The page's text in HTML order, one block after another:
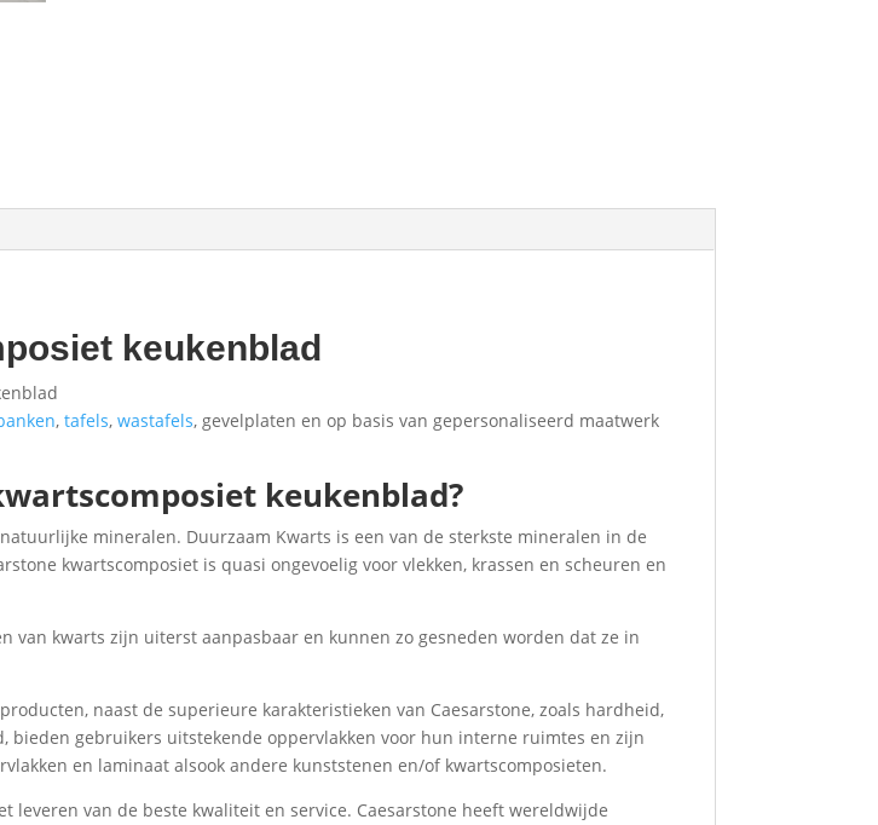
keukenblad
,tafels,wastafels, gevelplaten en op basis van gepersonaliseerd maatwerk
keukenblad?
mineralen. Duurzaam Kwarts is een van de sterkste mineralen in de
kwartscomposiet is quasi ongevoelig voor vlekken, krassen en scheuren en
van kwarts zijn uiterst aanpasbaar en kunnen zo gesneden worden dat ze in
naast de superieure karakteristieken van Caesarstone, zoals hardheid,
gebruikers uitstekende oppervlakken voor hun interne ruimtes en zijn
en laminaat alsook andere kunststenen en/of kwartscomposieten.
leveren van de beste kwaliteit en service. Caesarstone heeft wereldwijde